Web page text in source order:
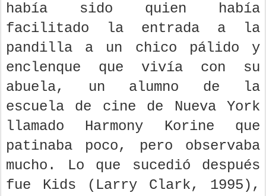
había sido quien había
facilitado la entrada a la
pandilla a un chico pálido y
enclenque que vivía con su
abuela, un alumno de la
escuela de cine de Nueva York
llamado Harmony Korine que
patinaba poco, pero observaba
mucho. Lo que sucedió después
fue Kids (Larry Clark, 1995),